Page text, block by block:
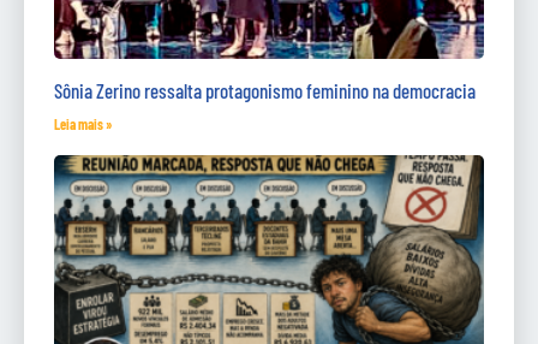
Sônia Zerino ressalta protagonismo feminino na democracia
Leia mais »